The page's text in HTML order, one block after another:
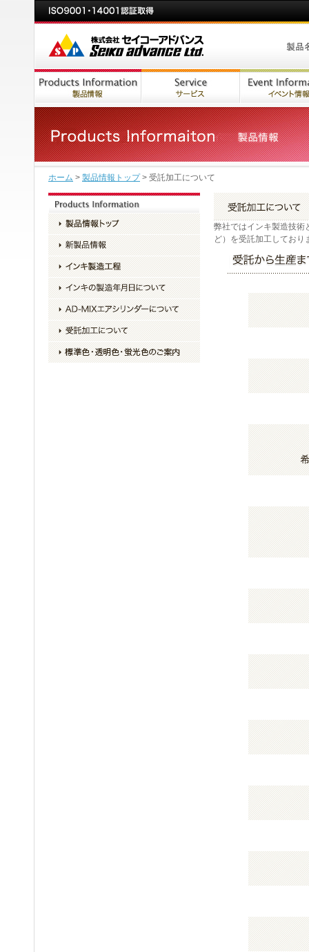
ホーム > 製品情報トップ> 受託加工について
弊社ではインキ製造技術
ど）を受託加工しており